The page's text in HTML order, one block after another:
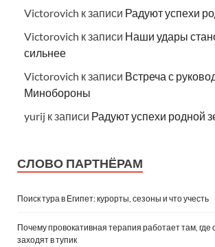
Victorovich к записи Радуют успехи
Victorovich к записи Наши удары
сильнее
Victorovich к записи Встреча с
Минобороны
yurij к записи Радуют успехи родной
СЛОВО ПАРТНЁРАМ
Поиск тура в Египет: курорты, сезоны и что учесть
Почему провокативная терапия работает там,
заходят в тупик